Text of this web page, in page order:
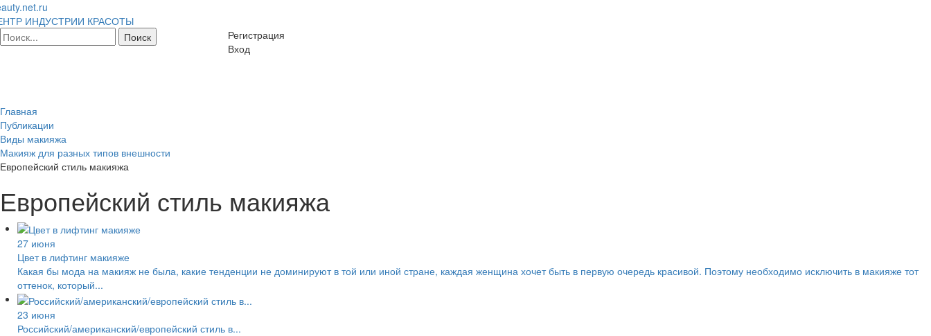
ИНДУСТРИИ КРАСОТЫ
Регистрация
Вход
Главная
Публикации
Виды макияжа
Макияж для разных типов внешности
Европейский стиль макияжа
Европейский стиль макияжа
27 июня
Цвет в лифтинг макияже
Какая бы мода на макияж не была, какие тенденции не доминируют в той или иной стране, каждая женщина хочет быть в первую очередь красивой. Поэтому необходимо исключить в макияже тот
оттенок, который...
23 июня
Российский/американский/европейский стиль в...